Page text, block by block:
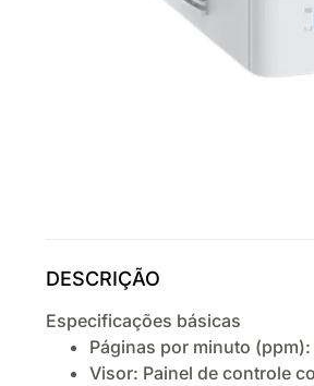
DESCRIÇÃO
Especificações básicas
Páginas por minuto
Visor: Painel de controle